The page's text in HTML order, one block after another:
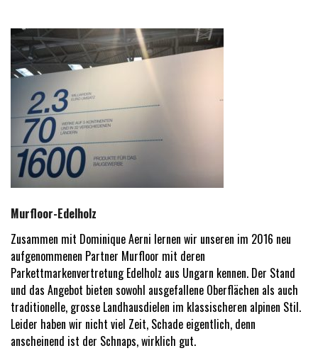
Murfloor-Edelholz
Zusammen mit Dominique Aerni lernen wir unseren im 2016 neu
aufgenommenen Partner Murfloor mit deren
Parkettmarkenvertretung Edelholz aus Ungarn kennen. Der Stand
und das Angebot bieten sowohl ausgefallene Oberflächen als auch
traditionelle, grosse Landhausdielen im klassischeren alpinen Stil.
Leider haben wir nicht viel Zeit, Schade eigentlich, denn
anscheinend ist der Schnaps, wirklich gut.